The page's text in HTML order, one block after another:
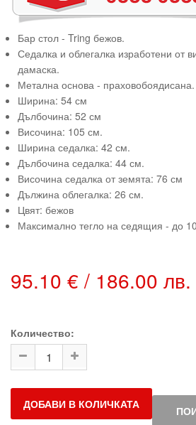
Бар стол - Tring бежов.
Седалка и облегалка изработени от
дамаска.
Метална основа - праховобоядисана.
Ширина: 54 см
Дълбочина: 52 см
Височина: 105 см.
Ширина седалка: 42 см.
Дълбочина седалка: 44 см.
Височина седалка от земята: 76 см
Дължина облегалка: 26 см.
Цвят: бежов
Максимално тегло на седящия - до
95.10 € / 186.00 лв.
Количество:
ДОБАВИ В КОЛИЧКАТА